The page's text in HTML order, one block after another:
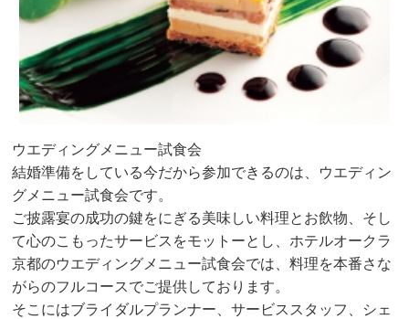
ウエディングメニュー試食会
結婚準備をしている今だから参加できるのは、ウエディン
グメニュー試食会です。
ご披露宴の成功の鍵をにぎる美味しい料理とお飲物、そし
て心のこもったサービスをモットーとし、ホテルオークラ
京都のウエディングメニュー試食会では、料理を本番さな
がらのフルコースでご提供しております。
そこにはブライダルプランナー、サービススタッフ、シェ